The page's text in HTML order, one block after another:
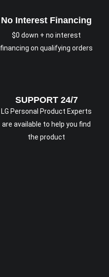
No Interest Financing
$0 down + no interest
financing on qualifying orders
SUPPORT 24/7
LG Personal Product Experts
are available to help you find
the product